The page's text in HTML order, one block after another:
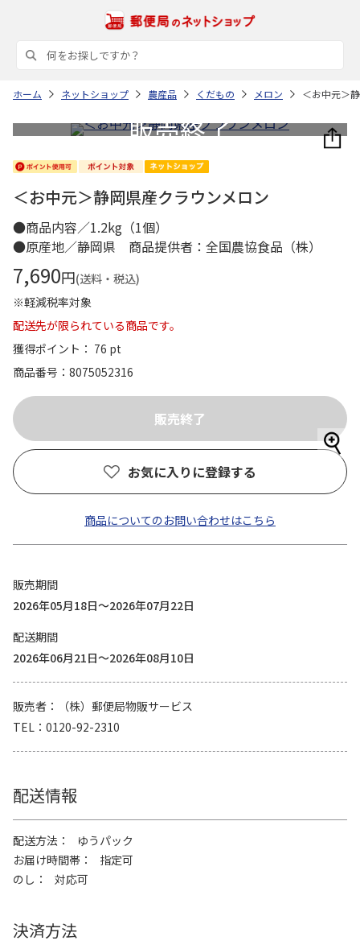
ホーム ネットショップ 農産品 くだもの メロン ＜お中元＞
＜お中元＞静岡県産クラウンメロン
●商品内容／1.2kg（1個）
●原産地／静岡県 商品提供者：全国農協食品（株）
7,690円(送料・税込)
※軽減税率対象
配送先が限られている商品です。
獲得ポイント： 76 pt
商品番号
8075052316
お気に入りに登録する
商品についてのお問い合わせはこちら
販売期間
2026年05月18日～2026年07月22日
配送期間
2026年06月21日～2026年08月10日
販売者
（株）郵便局物販サービス
TEL
0120-92-2310
配送情報
配送方法
ゆうパック
お届け時間帯
指定可
のし
対応可
決済方法